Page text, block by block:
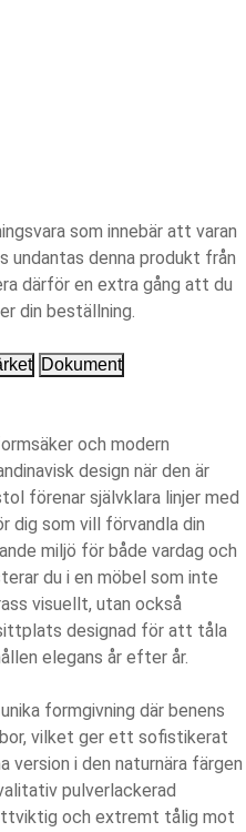
som innebär att varan
undantas denna produkt från
därför en extra gång att du
din beställning.
Dokument
och modern
design när den är
förenar självklara linjer med
dig som vill förvandla din
miljö för både vardag och
du i en möbel som inte
visuellt, utan också
designad för att tåla
elegans år efter år.
formgivning där benens
vilket ger ett sofistikerat
i den naturnära färgen
pulverlackerad
och extremt tålig mot